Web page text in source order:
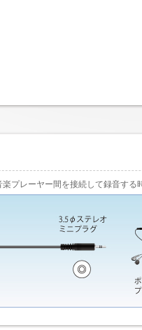
プレーヤー間を接続して録音す